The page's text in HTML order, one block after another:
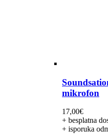
mikrofon
17,00€
+ besplatna
+ isporuka